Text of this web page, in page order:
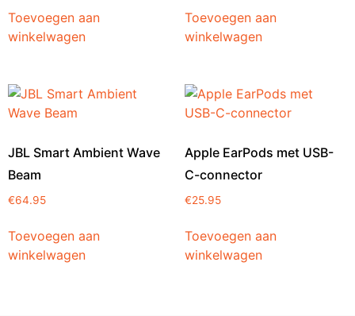
Toevoegen aan
winkelwagen
Toevoegen aan
winkelwagen
JBL Smart Ambient Wave
Beam
€64.95
Toevoegen aan
winkelwagen
Apple EarPods met USB-
C-connector
€25.95
Toevoegen aan
winkelwagen